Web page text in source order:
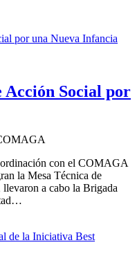
Acción Social por
con el COMAGA
la Mesa Técnica de
a cabo la Brigada